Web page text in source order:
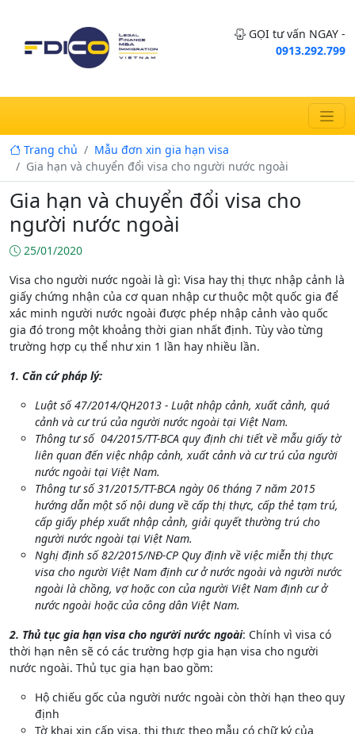
GỌI tư vấn NGAY -
0913.292.799
Trang chủ
Mẫu đơn xin gia hạn visa
Gia hạn và chuyển đổi visa cho người nước ngoài
Gia hạn và chuyển đổi visa cho
người nước ngoài
25/01/2020
Visa cho người nước ngoài là gì: Visa hay thị thực nhập cảnh là
giấy chứng nhận của cơ quan nhập cư thuộc một quốc gia để
xác minh người nước ngoài được phép nhập cảnh vào quốc
gia đó trong một khoảng thời gian nhất định. Tùy vào từng
trường hợp cụ thể như xin 1 lần hay nhiều lần.
1. Căn cứ pháp lý:
Luật số 47/2014/QH2013 - Luật nhập cảnh, xuất cảnh, quá
cảnh và cư trú của người nước ngoài tại Việt Nam.
Thông tư số 04/2015/TT-BCA quy định chi tiết về mẫu giấy tờ
liên quan đến việc nhập cảnh, xuất cảnh và cư trú của người
nước ngoài tại Việt Nam.
Thông tư số 31/2015/TT-BCA ngày 06 tháng 7 năm 2015
hướng dẫn một số nội dung về cấp thị thực, cấp thẻ tạm trú,
cấp giấy phép xuất nhập cảnh, giải quyết thường trú cho
người nước ngoài tại Việt Nam.
Nghị định số 82/2015/NĐ-CP Quy định về việc miễn thị thực
visa cho người Việt Nam định cư ở nước ngoài và người nước
ngoài là chồng, vợ hoặc con của người Việt Nam định cư ở
nước ngoài hoặc của công dân Việt Nam.
2. Thủ tục gia hạn visa cho người nước ngoài: Chính vì visa có
thời hạn nên sẽ có các trường hợp gia hạn visa cho người
nước ngoài. Thủ tục gia hạn bao gồm:
Hộ chiếu gốc của người nước ngoài còn thời hạn theo quy
định
Tờ khai xin cấp visa, thị thực theo mẫu có chữ ký của